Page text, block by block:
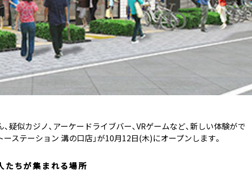
疑似カジノ、アーケードライブバー、VRゲームなど、新しい体験がで
ーステーション 溝の口店」が10月12日(木)にオープンします。
たちが集まれる場所